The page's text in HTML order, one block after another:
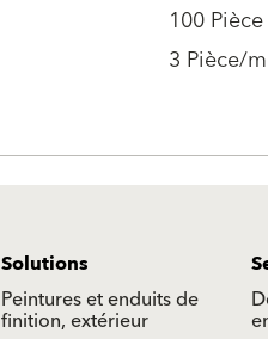
100
3 Pièce/
Solutions
Peintures et enduits de
finition, extérieur